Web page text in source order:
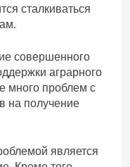
сталкиваться
совершенного
аграрного
много проблем с
на получение
является